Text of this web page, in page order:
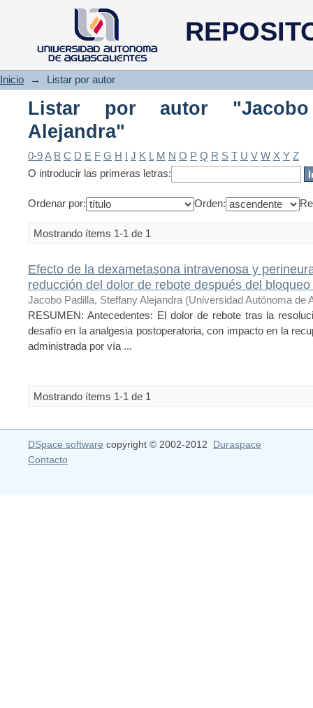
Listar por autor "Jacobo
Inicio → Listar por autor
Listar por autor "Jacobo
Alejandra"
0-9A B C D E F G H I J K L M N O P Q R S T U V W X Y Z
O introducir las primeras letras:
Ordenar por: Orden:
Mostrando ítems 1-1 de 1
Efecto de la dexametasona intravenosa y
reducción del dolor de rebote después del
Jacobo Padilla, Steffany Alejandra (Universidad Autónoma de
RESUMEN: Antecedentes: El dolor de rebote tras la
desafío en la analgesia postoperatoria, con impacto en la
administrada por vía ...
Mostrando ítems 1-1 de 1
DSpace software copyright © 2002-2012 Duraspace
Contacto